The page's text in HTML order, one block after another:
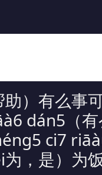
）有么事
dán5（有
ci7
，是）为